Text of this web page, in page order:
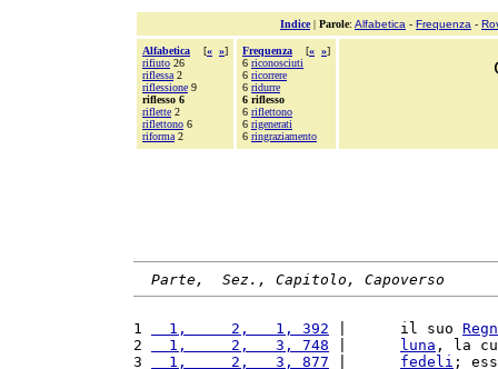
Indice| Parole: Alfabetica - Frequenza -
Alfabetica [« »]
rifiuto 26
riflessa 2
riflessione 9
riflesso 6
riflette 2
riflettono 6
riforma 2
Frequenza [« »]
6 riconosciuti
6 ricorrere
6 ridurre
6 riflesso
6 riflettono
6 rigenerati
6 ringraziamento
Parte,  Sez., Capitolo, Capoverso
1
  1,     2,   1, 392
|      il suo
2
  1,     2,   3, 748
luna , la
3
  1,     2,   3, 877
fedeli ;